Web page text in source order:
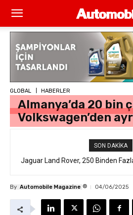
GLOBAL HABERLER
Almanya’da 20 bin
Volkswagen’den
SON DAKIKA
Jaguar Land Rover, 250 Binden Fazla
By Automobile Magazine ® 04/06/2025